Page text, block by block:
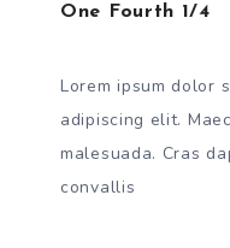
One Fourth 1/4
Lorem ipsum dolor
adipiscing elit.
malesuada. Cras
convallis